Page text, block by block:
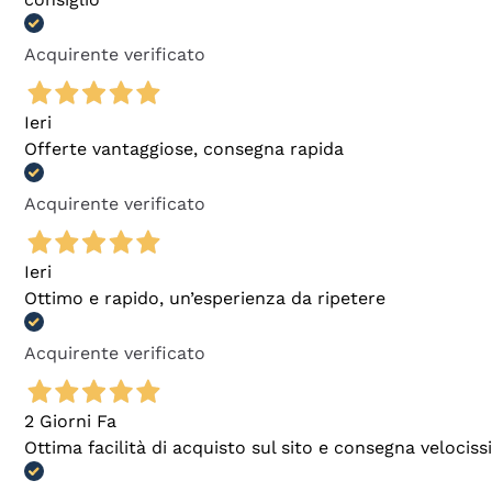
Acquirente verificato
Ieri
Offerte vantaggiose, consegna rapida
Acquirente verificato
Ieri
Ottimo e rapido, un’esperienza da ripetere
Acquirente verificato
2 Giorni Fa
Ottima facilità di acquisto sul sito e consegna